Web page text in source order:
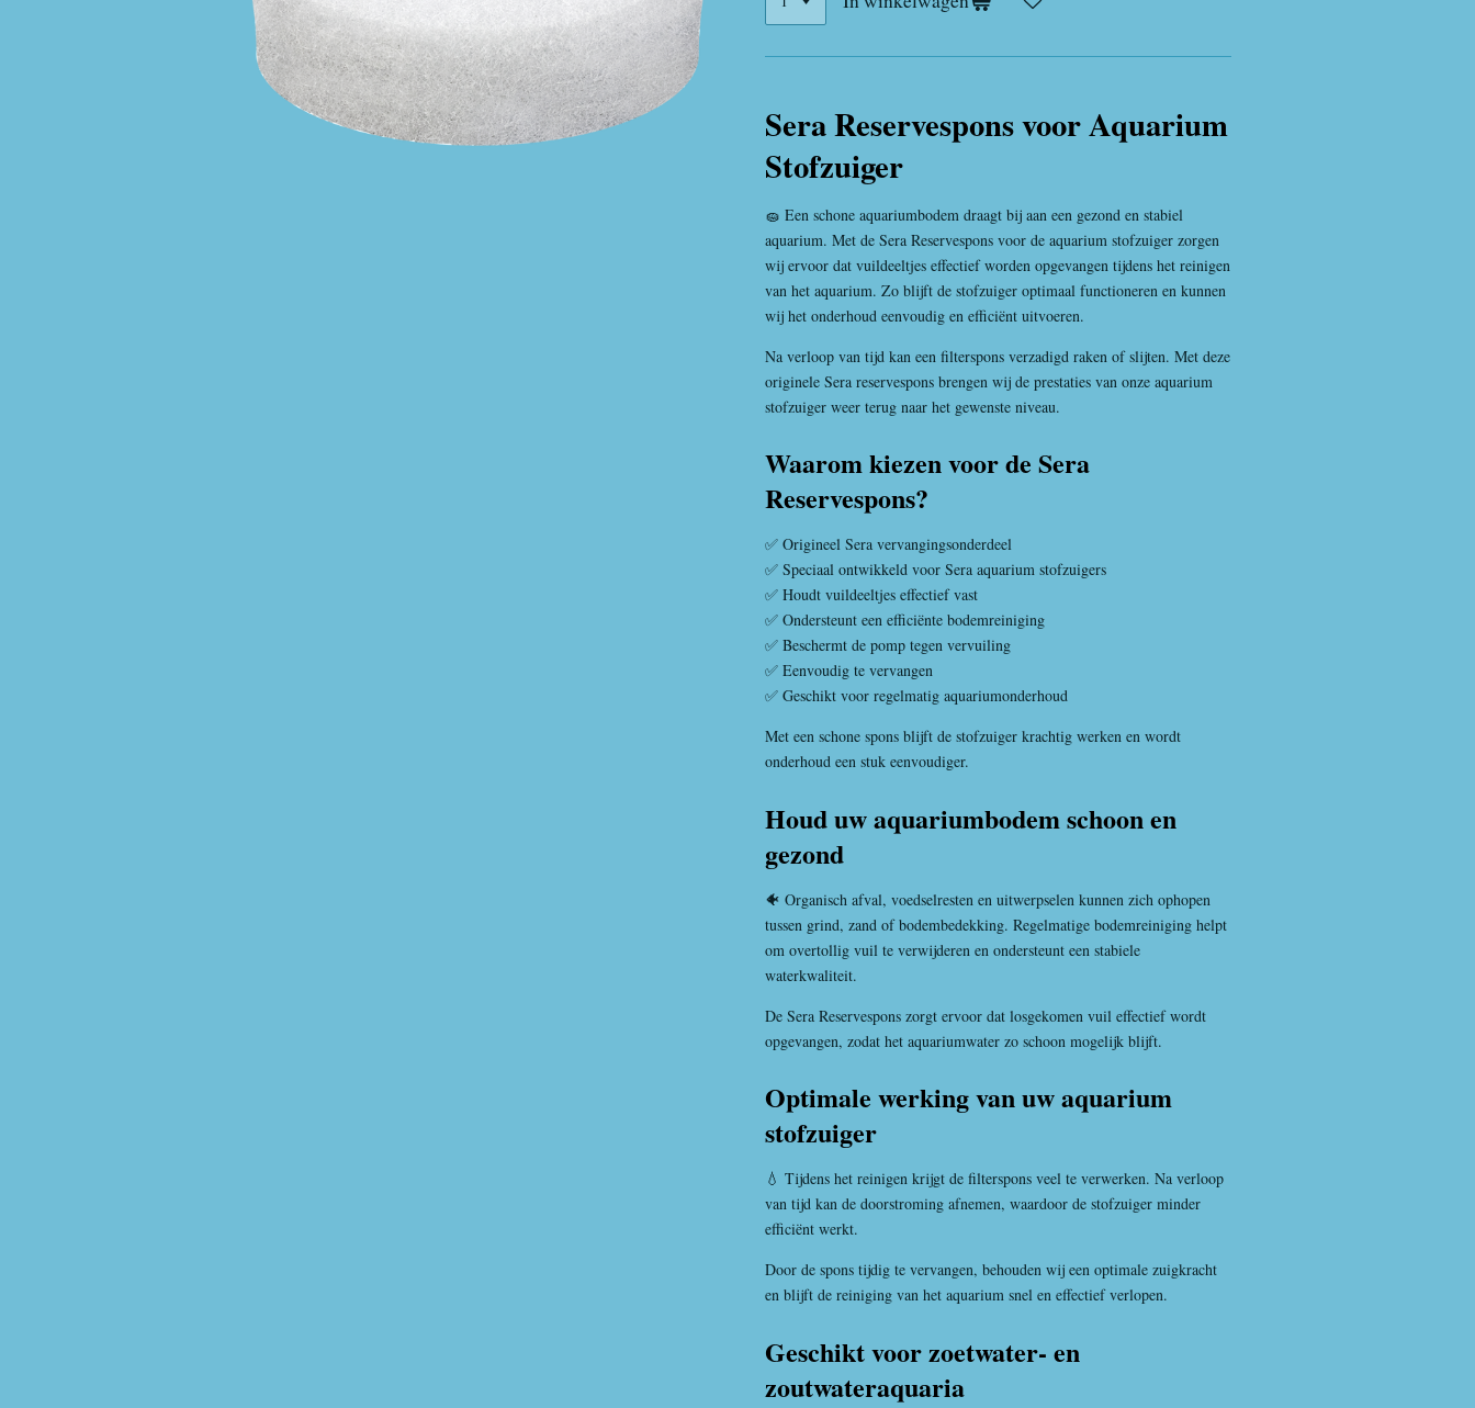
Sera Reservespons voor Aquarium
Stofzuiger
🧽 Een schone aquariumbodem draagt bij aan een gezond en stabiel
aquarium. Met de Sera Reservespons voor de aquarium stofzuiger zorgen
wij ervoor dat vuildeeltjes effectief worden opgevangen tijdens het reinigen
van het aquarium. Zo blijft de stofzuiger optimaal functioneren en kunnen
wij het onderhoud eenvoudig en efficiënt uitvoeren.
Na verloop van tijd kan een filterspons verzadigd raken of slijten. Met deze
originele Sera reservespons brengen wij de prestaties van onze aquarium
stofzuiger weer terug naar het gewenste niveau.
Waarom kiezen voor de Sera
Reservespons?
✅ Origineel Sera vervangingsonderdeel
✅ Speciaal ontwikkeld voor Sera aquarium stofzuigers
✅ Houdt vuildeeltjes effectief vast
✅ Ondersteunt een efficiënte bodemreiniging
✅ Beschermt de pomp tegen vervuiling
✅ Eenvoudig te vervangen
✅ Geschikt voor regelmatig aquariumonderhoud
Met een schone spons blijft de stofzuiger krachtig werken en wordt
onderhoud een stuk eenvoudiger.
Houd uw aquariumbodem schoon en
gezond
🐠 Organisch afval, voedselresten en uitwerpselen kunnen zich ophopen
tussen grind, zand of bodembedekking. Regelmatige bodemreiniging helpt
om overtollig vuil te verwijderen en ondersteunt een stabiele
waterkwaliteit.
De Sera Reservespons zorgt ervoor dat losgekomen vuil effectief wordt
opgevangen, zodat het aquariumwater zo schoon mogelijk blijft.
Optimale werking van uw aquarium
stofzuiger
💧 Tijdens het reinigen krijgt de filterspons veel te verwerken. Na verloop
van tijd kan de doorstroming afnemen, waardoor de stofzuiger minder
efficiënt werkt.
Door de spons tijdig te vervangen, behouden wij een optimale zuigkracht
en blijft de reiniging van het aquarium snel en effectief verlopen.
Geschikt voor zoetwater- en
zoutwateraquaria